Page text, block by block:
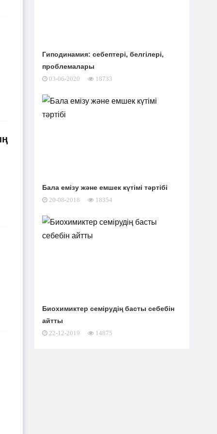
мөлшерлемені 16,75%-ға дейін
төмендетті
23-07-2026
күйеуімен ажырасқалы жатыр
Гиподинамия: себептері, белгілері,
проблемалары
03-06-2020 18733
Бала емізу және емшек күтімі тәртібі
20-08-2018 18354
Биохимиктер семірудің басты себебін
айтты
22-12-2019 14875